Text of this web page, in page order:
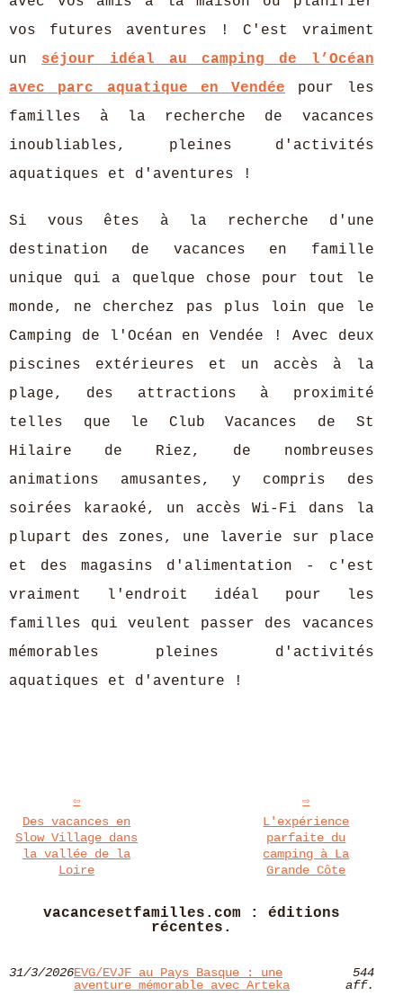
vos futures aventures ! C'est vraiment
un séjour idéal au camping de l’Océan
avec parc aquatique en Vendée pour les
familles à la recherche de vacances
inoubliables, pleines d'activités
aquatiques et d'aventures !
Si vous êtes à la recherche d'une
destination de vacances en famille
unique qui a quelque chose pour tout le
monde, ne cherchez pas plus loin que le
Camping de l'Océan en Vendée ! Avec deux
piscines extérieures et un accès à la
plage, des attractions à proximité
telles que le Club Vacances de St
Hilaire de Riez, de nombreuses
animations amusantes, y compris des
soirées karaoké, un accès Wi-Fi dans la
plupart des zones, une laverie sur place
et des magasins d'alimentation - c'est
vraiment l'endroit idéal pour les
familles qui veulent passer des vacances
mémorables pleines d'activités
aquatiques et d'aventure !
Des vacances en
Slow Village dans
la vallée de la
Loire
L'expérience
parfaite du
camping à La
Grande Côte
vacancesetfamilles.com : éditions
récentes.
31/3/2026EVG/EVJF au Pays Basque : une
aventure mémorable avec Arteka
544
aff.